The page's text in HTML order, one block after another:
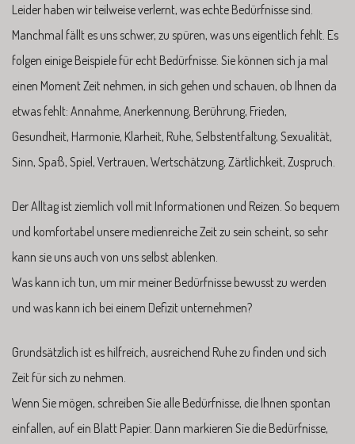
Leider haben wir teilweise verlernt, was echte Bedürfnisse sind.
Manchmal fällt es uns schwer, zu spüren, was uns eigentlich fehlt. Es
folgen einige Beispiele für echt Bedürfnisse. Sie können sich ja mal
einen Moment Zeit nehmen, in sich gehen und schauen, ob Ihnen da
etwas fehlt: Annahme, Anerkennung, Berührung, Frieden,
Gesundheit, Harmonie, Klarheit, Ruhe, Selbstentfaltung, Sexualität,
Sinn, Spaß, Spiel, Vertrauen, Wertschätzung, Zärtlichkeit, Zuspruch.
Der Alltag ist ziemlich voll mit Informationen und Reizen. So bequem
und komfortabel unsere medienreiche Zeit zu sein scheint, so sehr
kann sie uns auch von uns selbst ablenken.
Was kann ich tun, um mir meiner Bedürfnisse bewusst zu werden
und was kann ich bei einem Defizit unternehmen?
Grundsätzlich ist es hilfreich, ausreichend Ruhe zu finden und sich
Zeit für sich zu nehmen.
Wenn Sie mögen, schreiben Sie alle Bedürfnisse, die Ihnen spontan
einfallen, auf ein Blatt Papier. Dann markieren Sie die Bedürfnisse,